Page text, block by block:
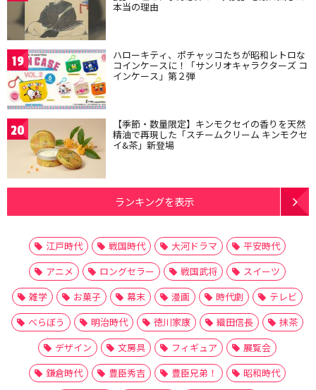
本当の理由
19 ハローキティ、ポチャッコたちが昭和レトロな
コインケースに！「サンリオキャラクターズ コ
インケース」第２弾
20 【季節・数量限定】キンモクセイの香りを天然
精油で再現した「スチームクリーム キンモクセ
イ&茶」新登場
ランキングを表示
江戸時代 戦国時代 大河ドラマ
平安時代
アニメ
ロングセラー 戦国武将
スイーツ
雑学
お菓子 幕末 漫画 時代劇
テレビ
べらぼう
明治時代 徳川家康 織田信長
抹茶
デザイン
文房具 フィギュア
展覧会
鎌倉時代
豊臣秀吉 豊臣兄弟！
昭和時代